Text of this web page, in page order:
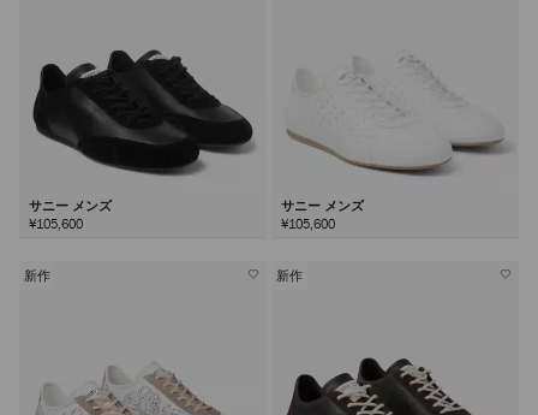
サニー メンズ
¥105,600
サニー メンズ
¥105,600
新作 新作